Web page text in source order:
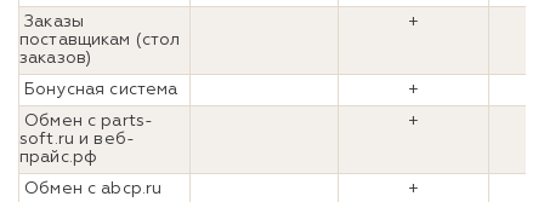
Заказы
поставщикам (стол
заказов)
+
Бонусная система
+
Обмен с parts-
soft.ru и веб-
прайс.рф
+
Обмен с abcp.ru
+